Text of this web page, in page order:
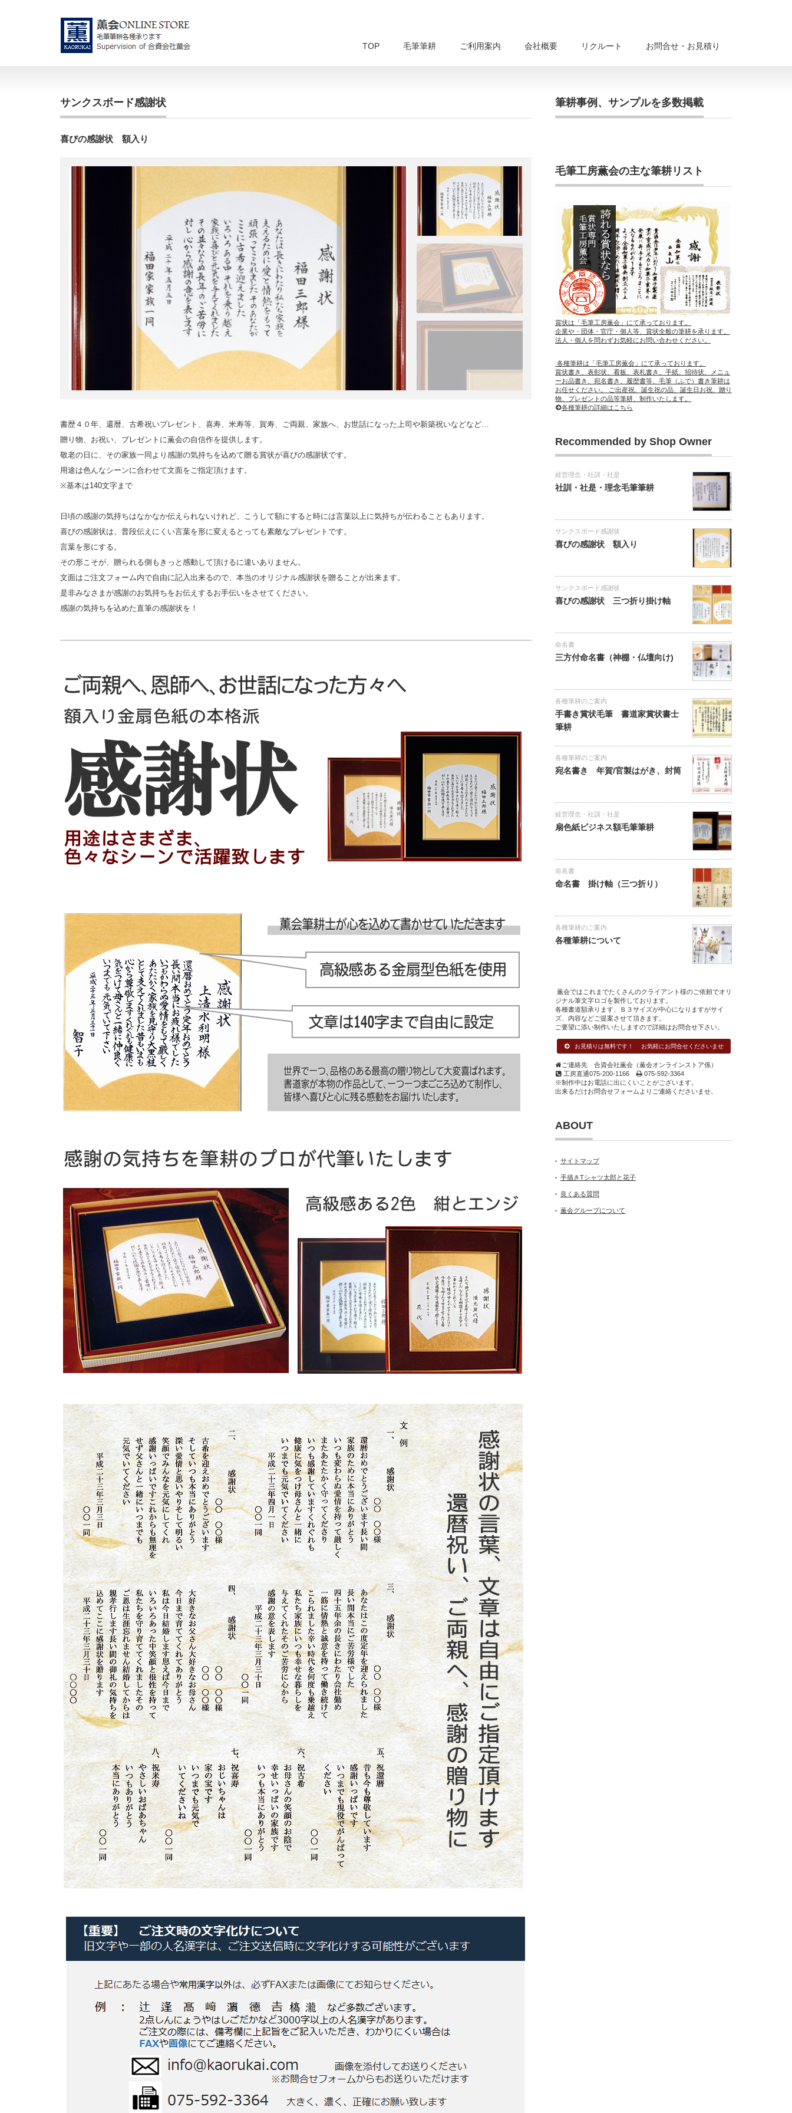
TOP 毛筆筆耕 ご利用案内 会社概要 リクルート お問合せ・お見積り
サンクスボード感謝状
喜びの感謝状 額入り
書歴４０年、還暦、古希祝いプレゼント、喜寿、米寿等、賀寿、ご両親、家族へ、お世話になった上司や新築祝いなどなど…
贈り物、お祝い、プレゼントに薫会の自信作を提供します。
敬老の日に、その家族一同より感謝の気持ちを込めて贈る賞状が喜びの感謝状です。
用途は色んなシーンに合わせて文面をご指定頂けます。
※基本は140文字まで
日頃の感謝の気持ちはなかなか伝えられないけれど、こうして額にすると時には言葉以上に気持ちが伝わることもあります。
喜びの感謝状は、普段伝えにくい言葉を形に変えるとっても素敵なプレゼントです。
言葉を形にする。
その形こそが、贈られる側もきっと感動して頂けるに違いありません。
文面はご注文フォーム内で自由に記入出来るので、本当のオリジナル感謝状を贈ることが出来ます。
是非みなさまが感謝のお気持ちをお伝えするお手伝いをさせてください。
感謝の気持ちを込めた直筆の感謝状を！
筆耕事例、サンプルを多数掲載
毛筆工房薫会の主な筆耕リスト
賞状は「毛筆工房薫会」にて承っております。
企業や・団体・官庁・個人等、賞状全般の筆耕を承ります。
法人・個人を問わずお気軽にお問い合わせください。
各種筆耕は「毛筆工房薫会」にて承っております。
賞状書き、表彰状、看板、表札書き、手紙、招待状、メニュ
ーお品書き、宛名書き、履歴書等、毛筆（ふで）書き筆耕は
お任せください。 ご出産祝、誕生祝の品、誕生日お祝、贈り
物、プレゼントの品等筆耕、制作いたします。
各種筆耕の詳細はこちら
Recommended by Shop Owner
経営理念・社訓・社是
社訓・社是・理念毛筆筆耕
サンクスボード感謝状
喜びの感謝状 額入り
サンクスボード感謝状
喜びの感謝状 三つ折り掛け軸
命名書
三方付命名書（神棚・仏壇向け)
各種筆耕のご案内
手書き賞状毛筆 書道家賞状書士
筆耕
各種筆耕のご案内
宛名書き 年賀/官製はがき、封筒
経営理念・社訓・社是
扇色紙ビジネス額毛筆筆耕
命名書
命名書 掛け軸（三つ折り）
各種筆耕のご案内
各種筆耕について
薫会ではこれまでたくさんのクライアント様のご依頼でオリ
ジナル筆文字ロゴを製作しております。
各種書道額承ります、Ｂ３サイズが中心になりますがサイ
ズ、内容などご提案させて頂きます。
ご要望に添い制作いたしますので詳細はお問合せ下さい。
お見積りは無料です！ お気軽にお問合せくださいませ
ご連絡先 合資会社薫会（薫会オンラインストア係）
工房直通075-200-1166
075-592-3364
※制作中はお電話に出にくいことがございます。
出来るだけお問合せフォームよりご連絡くださいませ。
ABOUT
サイトマップ
手描きTシャツ太郎と花子
良くある質問
薫会グループについて